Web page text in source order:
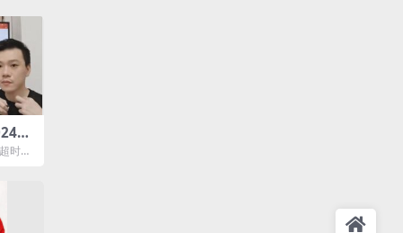
年
课
时空